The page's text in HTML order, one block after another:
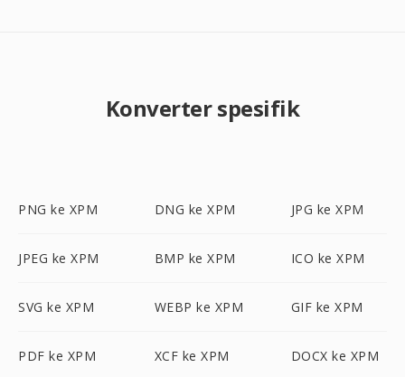
Konverter spesifik
PNG ke XPM DNG ke XPM JPG ke XPM
JPEG ke XPM BMP ke XPM ICO ke XPM
SVG ke XPM WEBP ke XPM GIF ke XPM
PDF ke XPM XCF ke XPM DOCX ke XPM